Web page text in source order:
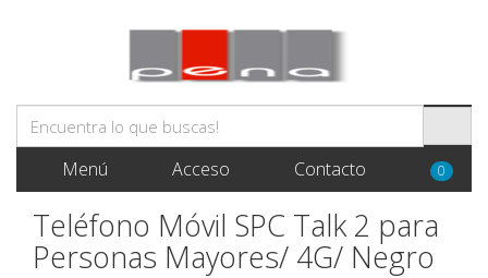
Menú Acceso Contacto 0
Teléfono Móvil SPC Talk 2 para
Personas Mayores/ 4G/ Negro